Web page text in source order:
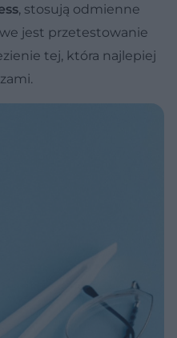
, stosują odmienne
jest przetestowanie
tej, która najlepiej